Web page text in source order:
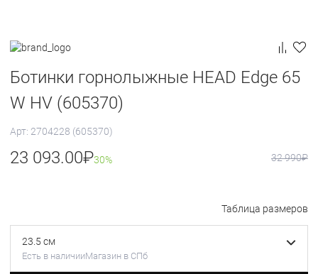
Ботинки горнолыжные HEAD Edge 65
W HV (605370)
Арт: 2704228 (605370)
23 093.00₽30% 32 990₽
Таблица размеров
23.5 см
Есть в наличииМагазин в СПб